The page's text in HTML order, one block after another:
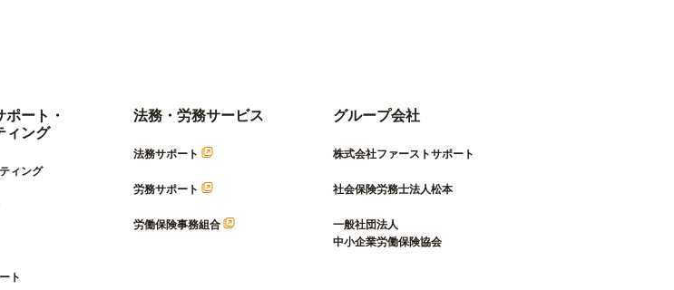
ポート・
ィング
ィング
ト
法務・労務サービス
法務サポート
労務サポート
労働保険事務組合
グループ会社
株式会社ファーストサポート
社会保険労務士法人松本
一般社団法人
中小企業労働保険協会